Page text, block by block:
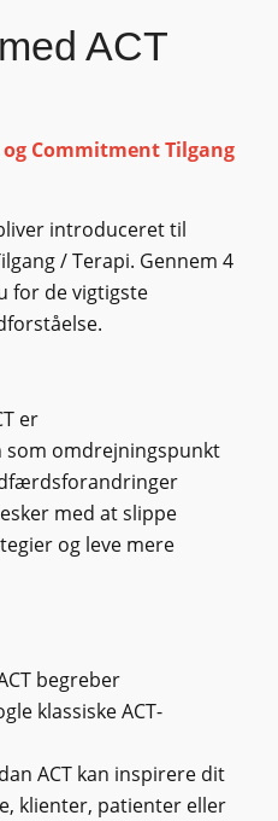
ACT
Commitment Tilgang
introduceret til
/ Terapi. Gennem 4
for de vigtigste
er
som omdrejningspunkt
med at slippe
og leve mere
begreber
klassiske ACT-
ACT kan inspirere dit
klienter, patienter eller